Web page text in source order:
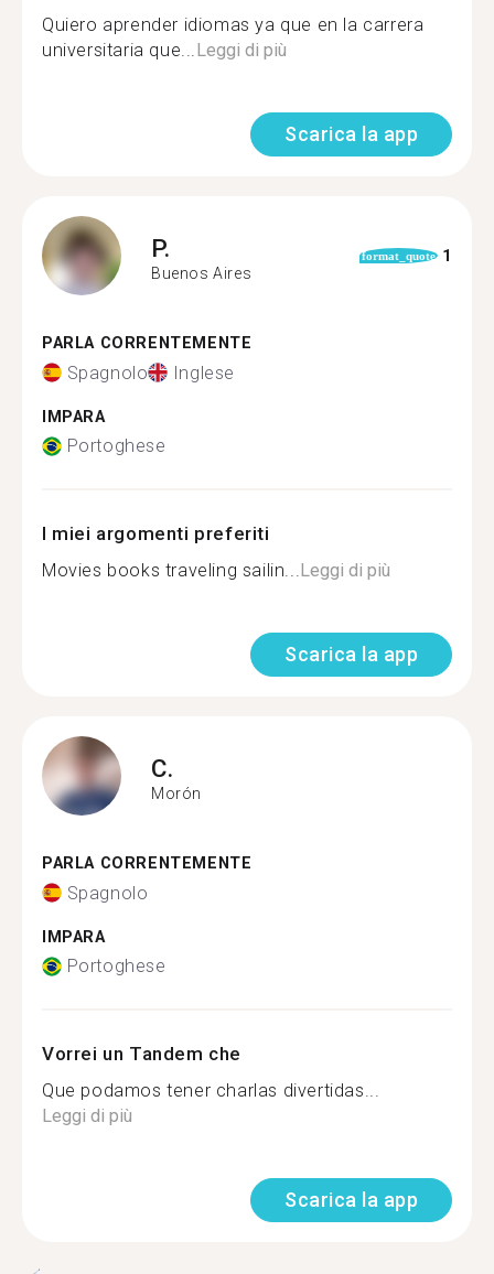
Quiero aprender idiomas ya que en la carrera
universitaria que...Leggi di più
Scarica la app
P.
Buenos Aires
format_quote 1
PARLA CORRENTEMENTE
Spagnolo Inglese
IMPARA
Portoghese
I miei argomenti preferiti
Movies books traveling sailin...Leggi di più
Scarica la app
C.
Morón
PARLA CORRENTEMENTE
Spagnolo
IMPARA
Portoghese
Vorrei un Tandem che
Que podamos tener charlas divertidas...
Leggi di più
Scarica la app